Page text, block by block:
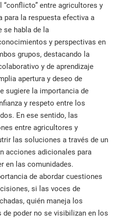
entre agricultores y
la respuesta efectiva a
se habla de la
y perspectivas en
grupos, destacando la
y de aprendizaje
apertura y deseo de
sugiere la importancia de
y respeto entre los
En ese sentido, las
entre agricultores y
las soluciones a través de un
acciones adicionales para
en las comunidades.
de abordar cuestiones
si las voces de
quién maneja los
poder no se visibilizan en los